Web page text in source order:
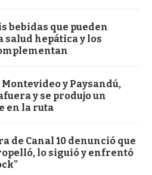
bebidas que pueden
salud hepática y los
y Paysandú,
y se produjo un
en la ruta
de Canal 10 denunció que
lo siguió y enfrentó